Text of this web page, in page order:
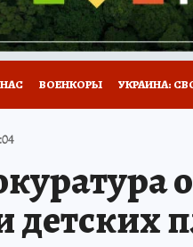
ВОЕНКОРЫ УКРАИНА:
детских